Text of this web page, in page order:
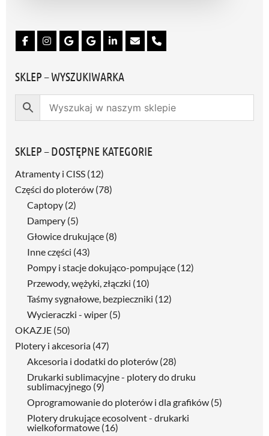
SKLEP – WYSZUKIWARKA
SKLEP – DOSTĘPNE KATEGORIE
Atramenty i CISS (12)
Części do ploterów (78)
Captopy (2)
Dampery (5)
Głowice drukujące (8)
Inne części (43)
Pompy i stacje dokująco-pompujące (12)
Przewody, wężyki, złączki (10)
Taśmy sygnałowe, bezpieczniki (12)
Wycieraczki - wiper (5)
OKAZJE (50)
Plotery i akcesoria (47)
Akcesoria i dodatki do ploterów (28)
Drukarki sublimacyjne - plotery do druku
sublimacyjnego (9)
Oprogramowanie do ploterów i dla grafików (5)
Plotery drukujące ecosolvent - drukarki
wielkoformatowe (16)